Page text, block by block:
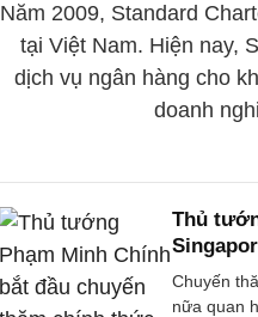
Năm 2009, Standard
tại Việt Nam. Hiện nay,
dịch vụ ngân hàng cho
doanh
Thủ
Chuyến
nữa quan